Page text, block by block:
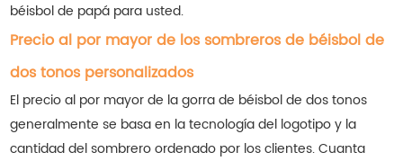
béisbol de papá para usted.
Precio al por mayor de los sombreros de béisbol de
dos tonos personalizados
El precio al por mayor de la gorra de béisbol de dos tonos
generalmente se basa en la tecnología del logotipo y la
cantidad del sombrero ordenado por los clientes. Cuanta